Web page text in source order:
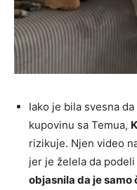
Iako je bila svesna
kupovinu sa Temua,
rizikuje. Njen video
jer je želela da
objasnila da je